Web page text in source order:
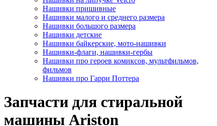
Нашивки пришивные
Нашивки малого и среднего размера
Нашивки большого размера
Нашивки детские
Нашивки байкерские, мото-нашивки
Нашивки-флаги, нашивки-гербы
Нашивки про героев комиксов, мультфильмов,
фильмов
Нашивки про Гарри Поттера
Запчасти для стиральной
машины Ariston